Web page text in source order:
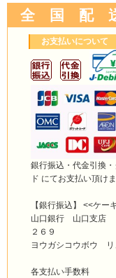
全 国 配
お支払いについて
銀行振込・代金引換
ド にてお支払い頂けま
【銀行振込】 <<ケー
山口銀行 山口支店
２６９
ヨウガシコウボウ リ
各支払い手数料